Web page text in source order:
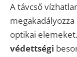
A távcső
optikai
védettségi